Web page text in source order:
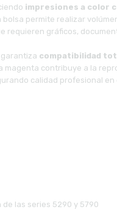
impresiones a color
bolsa permite realizar
requieren gráficos,
compatibilidad
magenta contribuye a la
calidad profesional en
las series 5290 y 5790